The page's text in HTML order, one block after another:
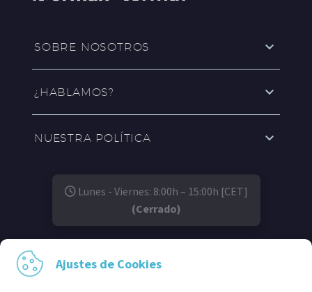
Ajustes de Cookies
SOBRE NOSOTROS
¿HABLAMOS?
NUESTRA POLÍTICA
Lunes - Viernes: 8:00h – 15:00h [CET]
(Cerrado)